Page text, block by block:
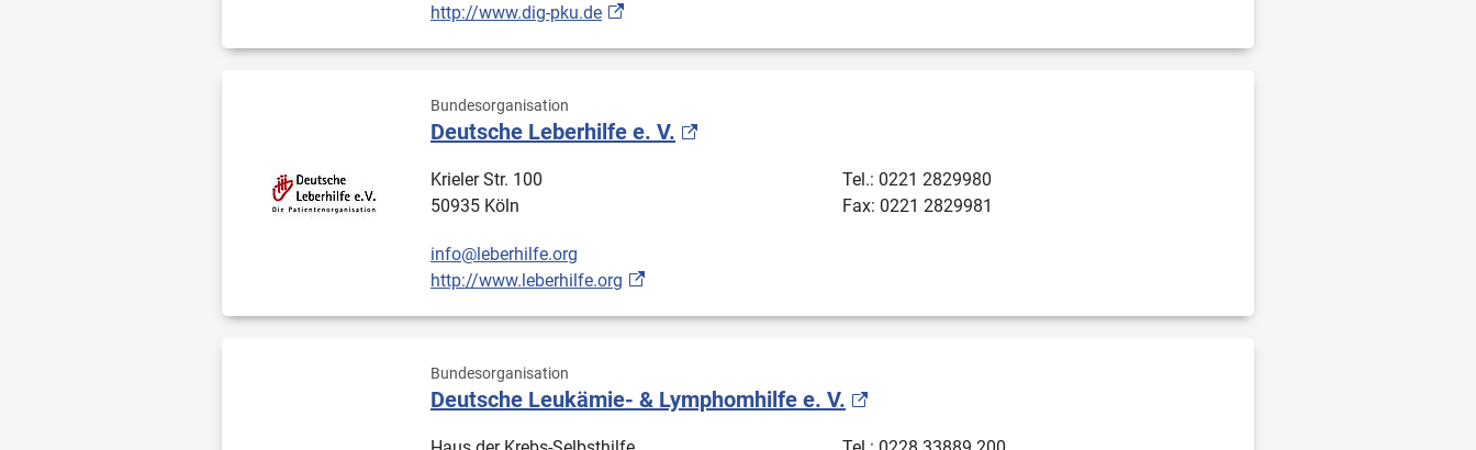
http://www.dig-pku.de
Bundesorganisation
Deutsche Leberhilfe e. V.
Krieler Str. 100
50935 Köln
Tel.: 0221 2829980
Fax: 0221 2829981
info@leberhilfe.org
http://www.leberhilfe.org
Bundesorganisation
Deutsche Leukämie- & Lymphomhilfe e. V.